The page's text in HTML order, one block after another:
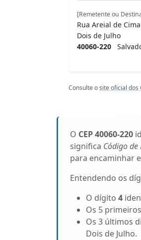
[Remetente ou
Rua Areial de Cima
Dois de Julho
40060-220
Consulte osite oficial dos
O CEP 40060-220
significa Código de
para encaminhar
Entendendo os
O dígito 4
Os 5
Os 3 últimos
Dois de Julho.